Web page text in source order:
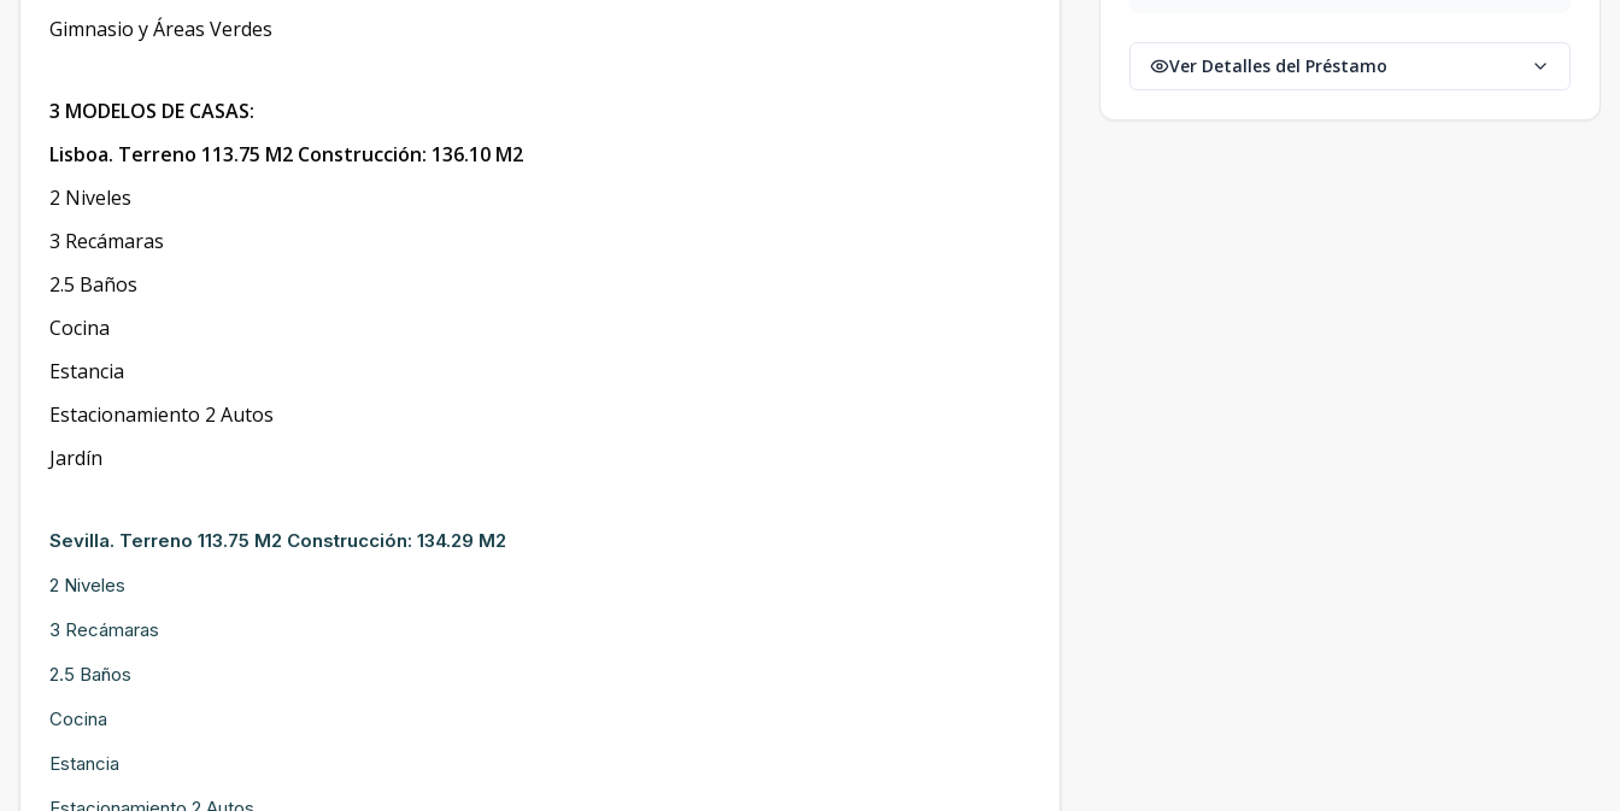
Gimnasio y Áreas Verdes
3 MODELOS DE CASAS:
Lisboa. Terreno 113.75 M2 Construcción: 136.10 M2
2 Niveles
3 Recámaras
2.5 Baños
Cocina
Estancia
Estacionamiento 2 Autos
Jardín
Sevilla. Terreno 113.75 M2 Construcción: 134.29 M2
2 Niveles
3 Recámaras
2.5 Baños
Cocina
Estancia
Ver Detalles del Préstamo